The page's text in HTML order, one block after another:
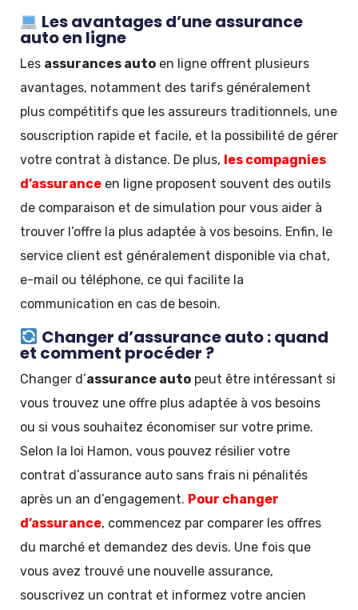
Les avantages d’une assurance
auto en ligne
Les assurances auto en ligne offrent plusieurs
avantages, notamment des tarifs généralement
plus compétitifs que les assureurs traditionnels, une
souscription rapide et facile, et la possibilité de gérer
votre contrat à distance. De plus, les compagnies
d’assurance en ligne proposent souvent des outils
de comparaison et de simulation pour vous aider à
trouver l’offre la plus adaptée à vos besoins. Enfin, le
service client est généralement disponible via chat,
e-mail ou téléphone, ce qui facilite la
communication en cas de besoin.
Changer d’assurance auto : quand
et comment procéder ?
Changer d’assurance auto peut être intéressant si
vous trouvez une offre plus adaptée à vos besoins
ou si vous souhaitez économiser sur votre prime.
Selon la loi Hamon, vous pouvez résilier votre
contrat d’assurance auto sans frais ni pénalités
après un an d’engagement. Pour changer
d’assurance, commencez par comparer les offres
du marché et demandez des devis. Une fois que
vous avez trouvé une nouvelle assurance,
souscrivez un contrat et informez votre ancien